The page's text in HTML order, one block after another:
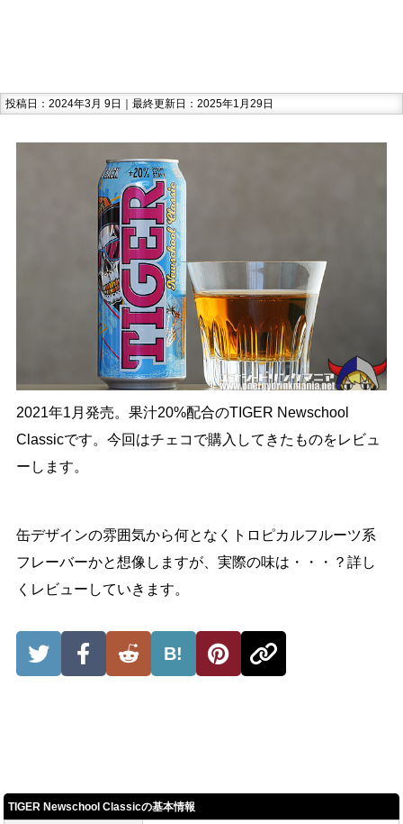
投稿日：2024年3月 9日｜最終更新日：2025年1月29日
2021年1月発売。果汁20%配合のTIGER Newschool
Classicです。今回はチェコで購入してきたものをレビュ
ーします。
缶デザインの雰囲気から何となくトロピカルフルーツ系
フレーバーかと想像しますが、実際の味は・・・？詳し
くレビューしていきます。
B!
TIGER Newschool Classicの基本情報